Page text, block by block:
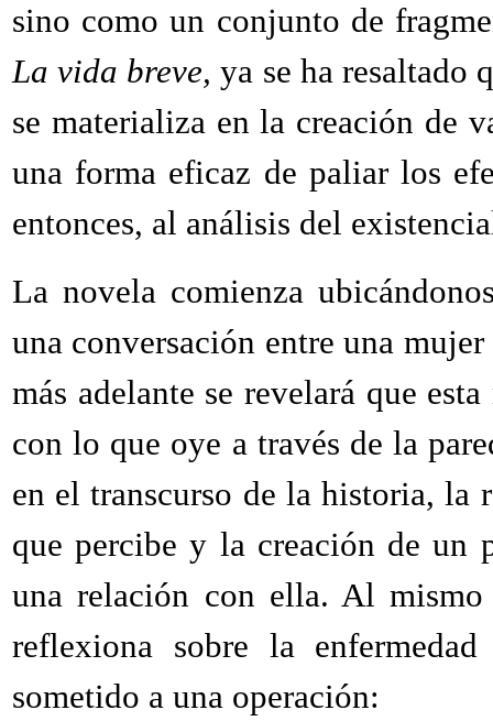
sino como un conjunto de
La vida breve, ya se ha resaltado
se materializa en la creación de
una forma eficaz de paliar los
entonces, al análisis del
La novela comienza
una conversación entre una
más adelante se revelará que
con lo que oye a través de la
en el transcurso de la historia,
que percibe y la creación de un
una relación con ella. Al
reflexiona sobre la
sometido a una operación: